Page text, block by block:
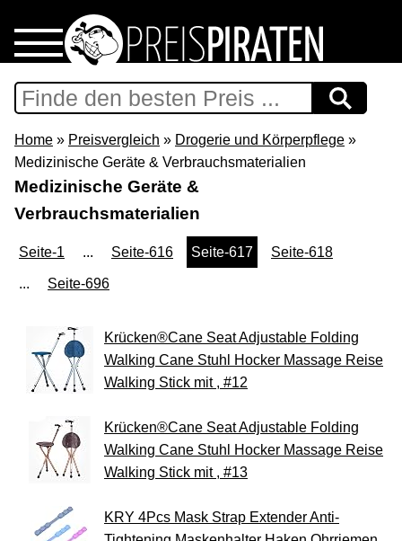
Home
Download
Preispiraten auf Facebook
Support & Newsletter
Presse
Datenschutz
Impressum
Home » Preisvergleich » Drogerie und Körperpflege »
Medizinische Geräte & Verbrauchsmaterialien
Medizinische Geräte &
Verbrauchsmaterialien
Seite-1 ... Seite-616 Seite-617 Seite-618
... Seite-696
Krücken®Cane Seat Adjustable Folding
Walking Cane Stuhl Hocker Massage Reise
Walking Stick mit , #12
Krücken®Cane Seat Adjustable Folding
Walking Cane Stuhl Hocker Massage Reise
Walking Stick mit , #13
KRY 4Pcs Mask Strap Extender Anti-